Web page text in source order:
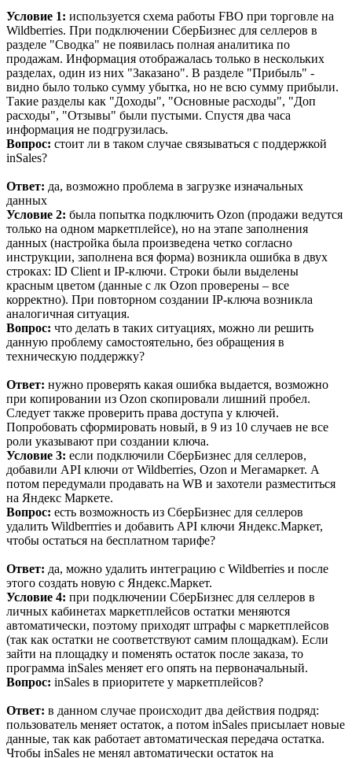
Условие 1: используется схема работы FBO при торговле на
Wildberries. При подключении СберБизнес для селлеров в
разделе "Сводка" не появилась полная аналитика по
продажам. Информация отображалась только в нескольких
разделах, один из них "Заказано". В разделе "Прибыль" -
видно было только сумму убытка, но не всю сумму прибыли.
Такие разделы как "Доходы", "Основные расходы", "Доп
расходы", "Отзывы" были пустыми. Спустя два часа
информация не подгрузилась.
Вопрос: стоит ли в таком случае связываться с поддержкой
inSales?
Ответ: да, возможно проблема в загрузке изначальных
данных
Условие 2: была попытка подключить Ozon (продажи ведутся
только на одном маркетплейсе), но на этапе заполнения
данных (настройка была произведена четко согласно
инструкции, заполнена вся форма) возникла ошибка в двух
строках: ID Client и IP-ключи. Строки были выделены
красным цветом (данные с лк Ozon проверены – все
корректно). При повторном создании IP-ключа возникла
аналогичная ситуация.
Вопрос: что делать в таких ситуациях, можно ли решить
данную проблему самостоятельно, без обращения в
техническую поддержку?
Ответ: нужно проверять какая ошибка выдается, возможно
при копировании из Ozon скопировали лишний пробел.
Следует также проверить права доступа у ключей.
Попробовать сформировать новый, в 9 из 10 случаев не все
роли указывают при создании ключа.
Условие 3: если подключили СберБизнес для селлеров,
добавили API ключи от Wildberries, Ozon и Мегамаркет. А
потом передумали продавать на WB и захотели разместиться
на Яндекс Маркете.
Вопрос: есть возможность из СберБизнес для селлеров
удалить Wildberrries и добавить API ключи Яндекс.Маркет,
чтобы остаться на бесплатном тарифе?
Ответ: да, можно удалить интеграцию с Wildberries и после
этого создать новую с Яндекс.Маркет.
Условие 4: при подключении СберБизнес для селлеров в
личных кабинетах маркетплейсов остатки меняются
автоматически, поэтому приходят штрафы с маркетплейсов
(так как остатки не соответствуют самим площадкам). Если
зайти на площадку и поменять остаток после заказа, то
программа inSales меняет его опять на первоначальный.
Вопрос: inSales в приоритете у маркетплейсов?
Ответ: в данном случае происходит два действия подряд:
пользователь меняет остаток, а потом inSales присылает новые
данные, так как работает автоматическая передача остатка.
Чтобы inSales не менял автоматически остаток на